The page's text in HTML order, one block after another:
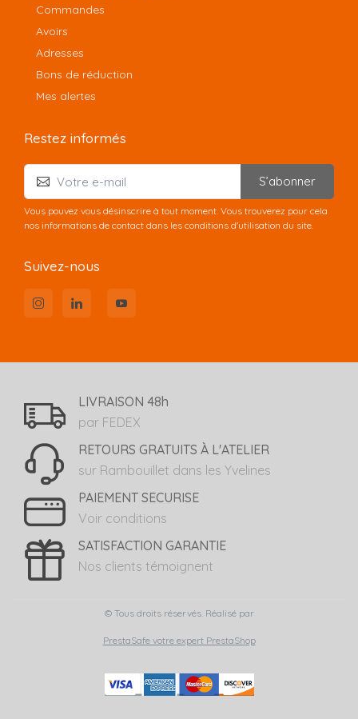
Commandes
Avoirs
Adresses
Bons de réduction
Mes alertes
Restez informés
S’abonner
Vous pouvez vous désinscrire à tout moment. Vous trouverez pour cela
nos informations de contact dans les conditions d'utilisation du site.
Suivez-nous
LIVRAISON 48h
par FEDEX
RETOURS GRATUITS À L'ATELIER
sur Rambouillet dans les Yvelines
PAIEMENT SECURISE
Voir conditions
SATISFACTION GARANTIE
Nos clients témoignent
© Tous droits réservés. Réalisé par
PrestaSafe votre expert PrestaShop